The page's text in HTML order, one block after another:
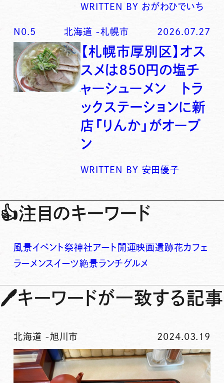
WRITTEN BY おがわひでいち
N0. 5 北海道 -札幌市 2026.07.27
【札幌市厚別区】オス
スメは850円の塩チ
ャーシューメン トラ
ックステーションに新
店「りんか」がオープ
ン
WRITTEN BY 安田優子
👍注目のキーワード
風景イベント祭神社アート 開運映画遺跡花カフェ
ラーメンスイーツ絶景ランチグルメ
🖊キーワードが一致する記事
北海道 -旭川市 2024.03.19